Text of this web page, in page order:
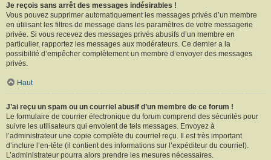
Je reçois sans arrêt des messages indésirables !
Vous pouvez supprimer automatiquement les messages privés d’un membre
en utilisant les filtres de message dans les paramètres de votre messagerie
privée. Si vous recevez des messages privés abusifs d’un membre en
particulier, rapportez les messages aux modérateurs. Ce dernier a la
possibilité d’empêcher complètement un membre d’envoyer des messages
privés.
Haut
J’ai reçu un spam ou un courriel abusif d’un membre de ce forum !
Le formulaire de courrier électronique du forum comprend des sécurités pour
suivre les utilisateurs qui envoient de tels messages. Envoyez à
l’administrateur une copie complète du courriel reçu. Il est très important
d’inclure l’en-tête (il contient des informations sur l’expéditeur du courriel).
L’administrateur pourra alors prendre les mesures nécessaires.